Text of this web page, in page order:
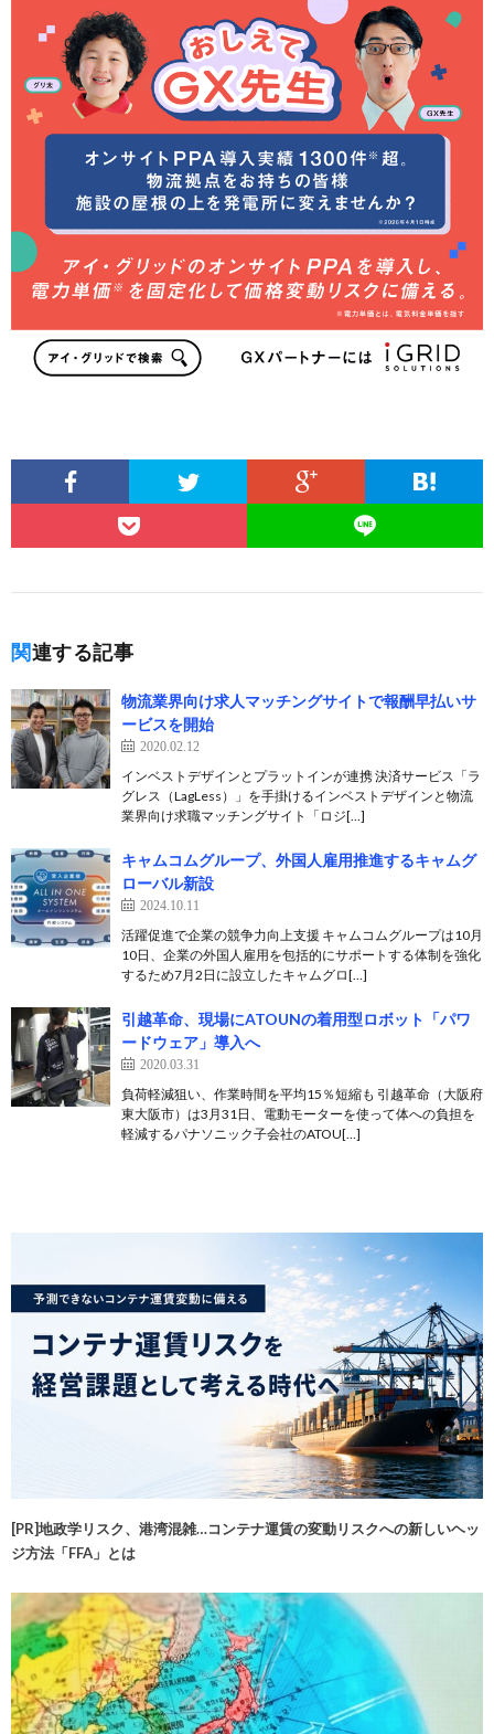
関連する記事
物流業界向け求人マッチングサイトで報酬早払いサ
ービスを開始
2020.02.12
インベストデザインとプラットインが連携 決済サービス「ラ
グレス（LagLess）」を手掛けるインベストデザインと物流
業界向け求職マッチングサイト「ロジ[…]
キャムコムグループ、外国⼈雇⽤推進するキャムグ
ローバル新設
2024.10.11
活躍促進で企業の競争⼒向上支援 キャムコムグループは10月
10日、企業の外国⼈雇⽤を包括的にサポートする体制を強化
するため7⽉2⽇に設⽴したキャムグロ[…]
引越革命、現場にATOUNの着用型ロボット「パワ
ードウェア」導入へ
2020.03.31
負荷軽減狙い、作業時間を平均15％短縮も 引越革命（大阪府
東大阪市）は3月31日、電動モーターを使って体への負担を
軽減するパナソニック子会社のATOU[…]
[PR]地政学リスク、港湾混雑…コンテナ運賃の変動リスクへの新しいヘッ
ジ方法「FFA」とは